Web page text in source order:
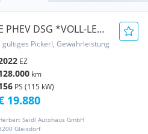
DSG *VOLL-LED /
Pickerl, Gewährleistung
EZ
km
PS (115 kW)
Seidl Autohaus GmbH
Gleisdorf
19.880